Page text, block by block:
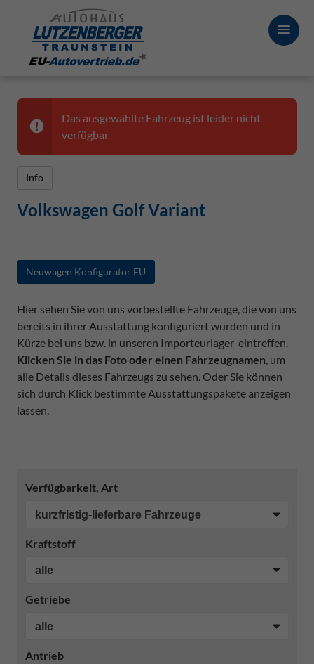
Das ausgewählte Fahrzeug ist leider nicht
verfügbar.
Info
Volkswagen Golf Variant
Neuwagen Konfigurator EU
Hier sehen Sie von uns vorbestellte Fahrzeuge, die von uns
bereits in ihrer Ausstattung konfiguriert wurden und in
Kürze bei uns bzw. in unseren Importeurlager eintreffen.
Klicken Sie in das Foto oder einen Fahrzeugnamen, um
alle Details dieses Fahrzeugs zu sehen. Oder Sie können
sich durch Klick bestimmte Ausstattungspakete anzeigen
lassen.
Verfügbarkeit, Art
Kraftstoff
Getriebe
Antrieb